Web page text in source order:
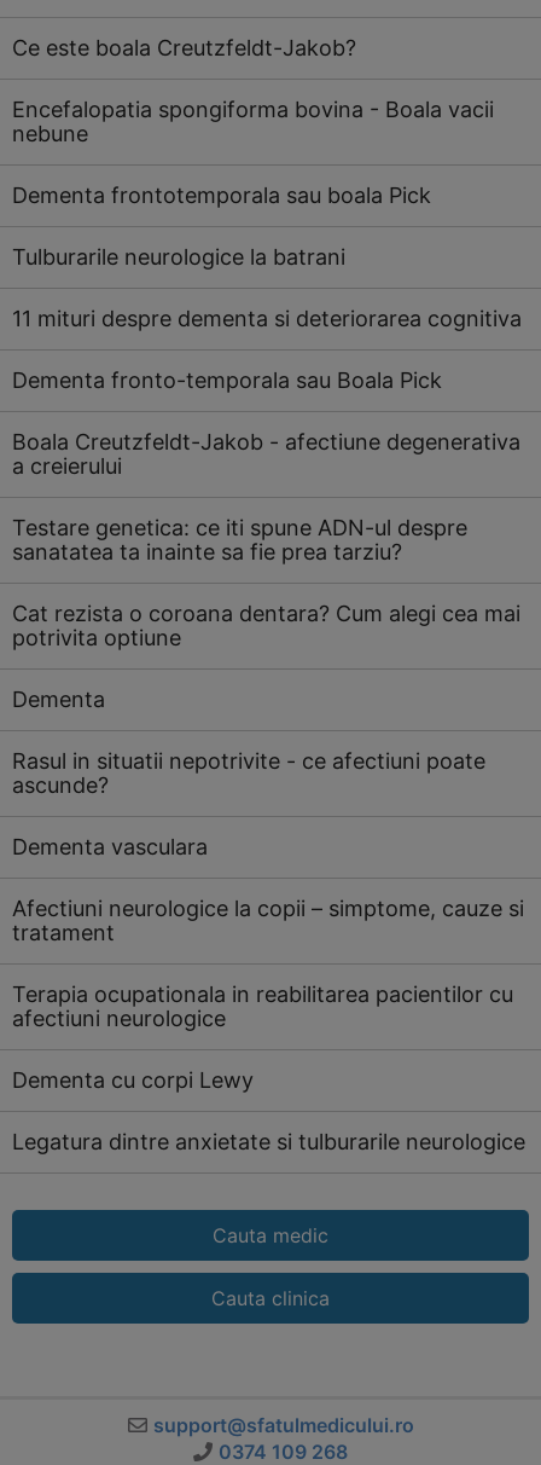
Ce este boala Creutzfeldt-Jakob?
Encefalopatia spongiforma bovina - Boala vacii
nebune
Dementa frontotemporala sau boala Pick
Tulburarile neurologice la batrani
11 mituri despre dementa si deteriorarea cognitiva
Dementa fronto-temporala sau Boala Pick
Boala Creutzfeldt-Jakob - afectiune degenerativa
a creierului
Testare genetica: ce iti spune ADN-ul despre
sanatatea ta inainte sa fie prea tarziu?
Cat rezista o coroana dentara? Cum alegi cea mai
potrivita optiune
Dementa
Rasul in situatii nepotrivite - ce afectiuni poate
ascunde?
Dementa vasculara
Afectiuni neurologice la copii – simptome, cauze si
tratament
Terapia ocupationala in reabilitarea pacientilor cu
afectiuni neurologice
Dementa cu corpi Lewy
Legatura dintre anxietate si tulburarile neurologice
Cauta medic
Cauta clinica
support@sfatulmedicului.ro
0374 109 268